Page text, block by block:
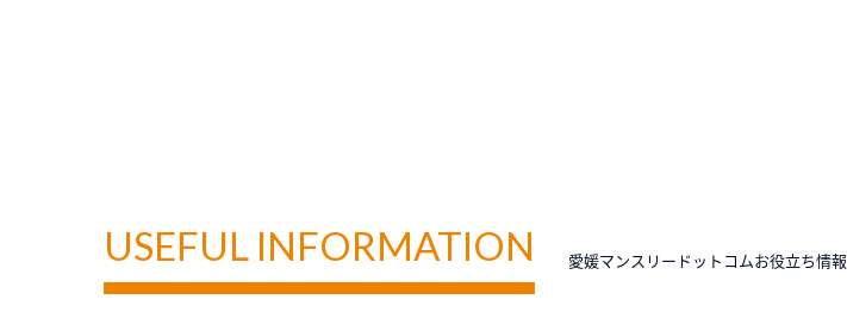
USEFUL INFORMATION 愛媛マンスリードットコムお役立ち情報